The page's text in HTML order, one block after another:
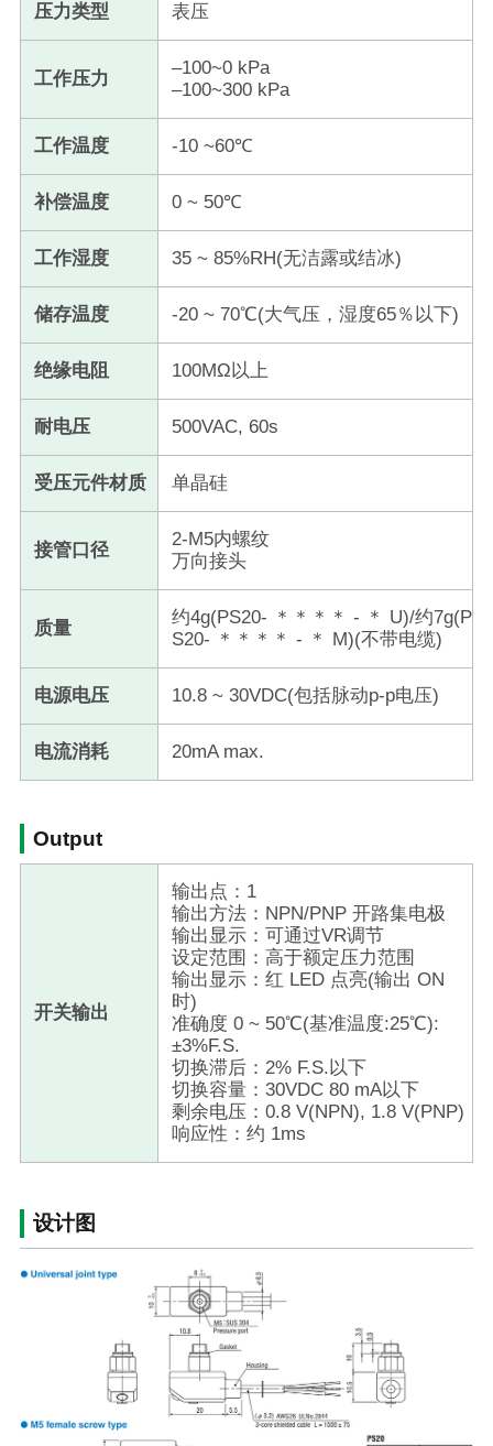
压力类型 表压
工作压力
–100~0 kPa
–100~300 kPa
工作温度 -10 ~60℃
补偿温度 0 ~ 50℃
工作湿度 35 ~ 85%RH(无洁露或结冰)
储存温度 -20 ~ 70℃(大气压，湿度65％以下)
绝缘电阻 100MΩ以上
耐电压 500VAC, 60s
受压元件材质 单晶硅
接管口径
2-M5内螺纹
万向接头
质量
约4g(PS20- ＊＊＊＊ - ＊ U)/约7g(P
S20- ＊＊＊＊ - ＊ M)(不带电缆)
电源电压 10.8 ~ 30VDC(包括脉动p-p电压)
电流消耗 20mA max.
Output
开关输出
输出点：1
输出方法：NPN/PNP 开路集电极
输出显示：可通过VR调节
设定范围：高于额定压力范围
输出显示：红 LED 点亮(输出 ON
时)
准确度 0 ~ 50℃(基准温度:25℃):
±3%F.S.
切换滞后：2% F.S.以下
切换容量：30VDC 80 mA以下
剩余电压：0.8 V(NPN), 1.8 V(PNP)
响应性：约 1ms
设计图